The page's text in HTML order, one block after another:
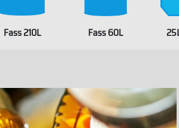
Fass 210L Fass 60L
WHITELABEL